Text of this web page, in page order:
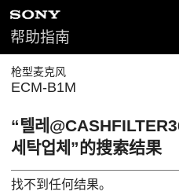
帮助指南
枪型麦克风
ECM-B1M
“텔레
세탁업체”的搜索结果
找不到任何结果。